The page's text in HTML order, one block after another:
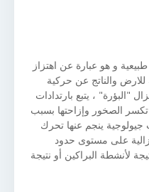
و هو عبارة عن اهتزاز
للارض والناتج عن حركية
"البؤرة" ، يتبع بارتدادات
تكسر الصخور وإزاحتها بسبب
جيولوجية ينجم عنها تحرك
على مستوى حدود
لأنشطة البراكين أو نتيجة